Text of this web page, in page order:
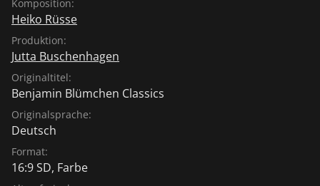
Komposition:
Heiko Rüsse
Produktion:
Jutta Buschenhagen
Originaltitel:
Benjamin Blümchen Classics
Originalsprache:
Deutsch
Format:
16:9 SD, Farbe